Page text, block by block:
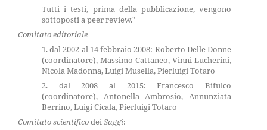
Tutti i testi, prima della pubblicazione, vengono
sottoposti a peer review."
Comitato editoriale
1. dal 2002 al 14 febbraio 2008: Roberto Delle Donne
(coordinatore), Massimo Cattaneo, Vinni Lucherini,
Nicola Madonna, Luigi Musella, Pierluigi Totaro
2. dal 2008 al 2015: Francesco Bifulco
(coordinatore), Antonella Ambrosio, Annunziata
Berrino, Luigi Cicala, Pierluigi Totaro
Comitato scientificodeiSaggi: